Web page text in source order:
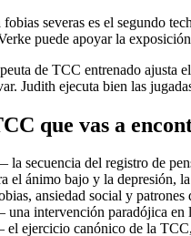
severas es el segundo
puede apoyar la
de TCC entrenado ajusta
Judith ejecuta bien las
que vas a
la secuencia del registro de
el ánimo bajo y la depresión, la
ansiedad social y patrones
intervención paradójica en
ejercicio canónico de la